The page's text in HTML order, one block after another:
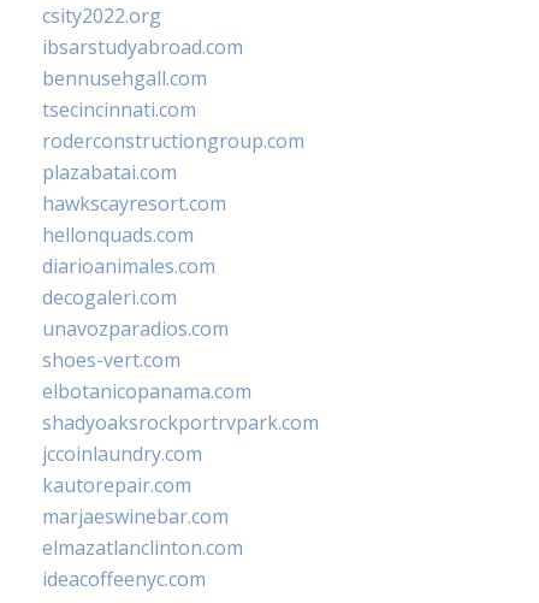
csity2022.org
ibsarstudyabroad.com
bennusehgall.com
tsecincinnati.com
roderconstructiongroup.com
plazabatai.com
hawkscayresort.com
hellonquads.com
diarioanimales.com
decogaleri.com
unavozparadios.com
shoes-vert.com
elbotanicopanama.com
shadyoaksrockportrvpark.com
jccoinlaundry.com
kautorepair.com
marjaeswinebar.com
elmazatlanclinton.com
ideacoffeenyc.com